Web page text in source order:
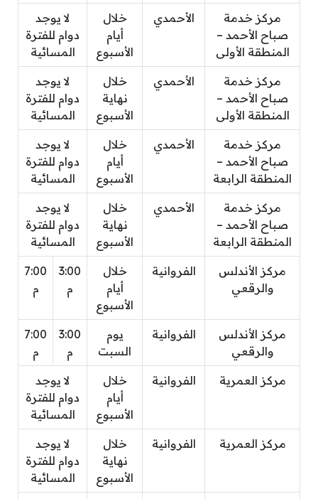
مركز خدمة
صباح الأحمد –
المنطقة الأولى
الأحمدي
خلال
أيام
الأسبوع
لا يوجد
دوام للفترة
المسائية
مركز خدمة
صباح الأحمد –
المنطقة الأولى
الأحمدي
خلال
نهاية
الأسبوع
لا يوجد
دوام للفترة
المسائية
مركز خدمة
صباح الأحمد –
المنطقة الرابعة
الأحمدي
خلال
أيام
الأسبوع
لا يوجد
دوام للفترة
المسائية
مركز خدمة
صباح الأحمد –
المنطقة الرابعة
الأحمدي
خلال
نهاية
الأسبوع
لا يوجد
دوام للفترة
المسائية
مركز الأندلس
والرقعي
الفروانية
خلال
أيام
الأسبوع
3:00
م
7:00
م
مركز الأندلس
والرقعي
الفروانية
يوم
السبت
3:00
م
7:00
م
مركز العمرية الفروانية
خلال
أيام
الأسبوع
لا يوجد
دوام للفترة
المسائية
مركز العمرية الفروانية
خلال
نهاية
الأسبوع
لا يوجد
دوام للفترة
المسائية